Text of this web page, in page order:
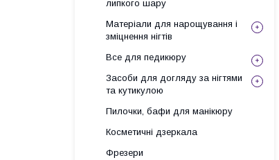
липкого шару
Матеріали для нарощування і
зміцнення нігтів
Все для педикюру
Засоби для догляду за нігтями
та кутикулою
Пилочки, бафи для манікюру
Косметичні дзеркала
Фрезери